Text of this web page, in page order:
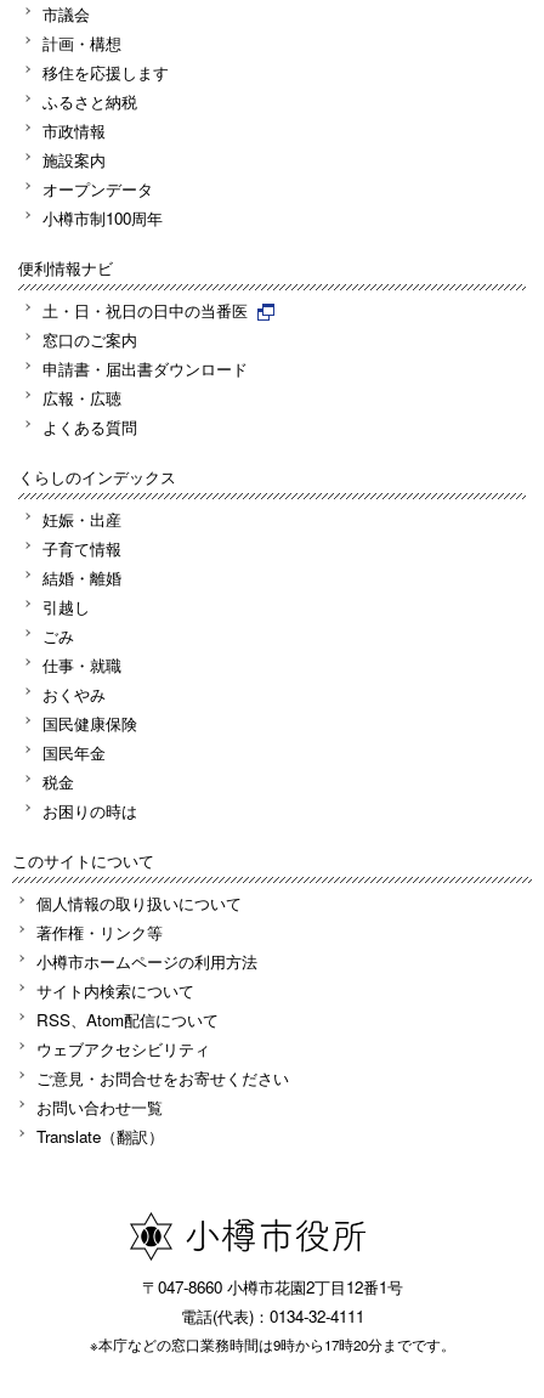
市議会
計画・構想
移住を応援します
ふるさと納税
市政情報
施設案内
オープンデータ
小樽市制100周年
便利情報ナビ
土・日・祝日の日中の当番医
窓口のご案内
申請書・届出書ダウンロード
広報・広聴
よくある質問
くらしのインデックス
妊娠・出産
子育て情報
結婚・離婚
引越し
ごみ
仕事・就職
おくやみ
国民健康保険
国民年金
税金
お困りの時は
このサイトについて
個人情報の取り扱いについて
著作権・リンク等
小樽市ホームページの利用方法
サイト内検索について
RSS、Atom配信について
ウェブアクセシビリティ
ご意見・お問合せをお寄せください
お問い合わせ一覧
Translate（翻訳）
〒047-8660 小樽市花園2丁目12番1号
電話(代表)：0134-32-4111
※本庁などの窓口業務時間は9時から17時20分までです。